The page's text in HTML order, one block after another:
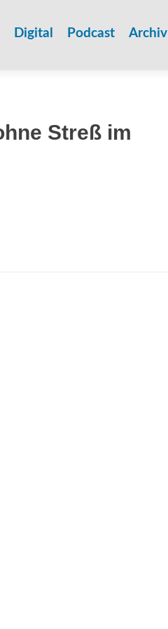
Digital Podcast Archiv
Streß im